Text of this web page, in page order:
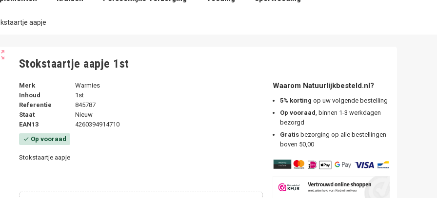
aapje
Stokstaartje aapje 1st
Merk
Warmies
Inhoud
1st
Referentie
845787
Staat
Nieuw
EAN13
4260394914710
check Op vooraad
Stokstaartje aapje
Waarom Natuurlijkbesteld.nl?
5% korting op uw volgende bestelling
Op vooraad, binnen 1-3 werkdagen
bezorgd
Gratisbezorging op alle bestellingen
boven 50,00